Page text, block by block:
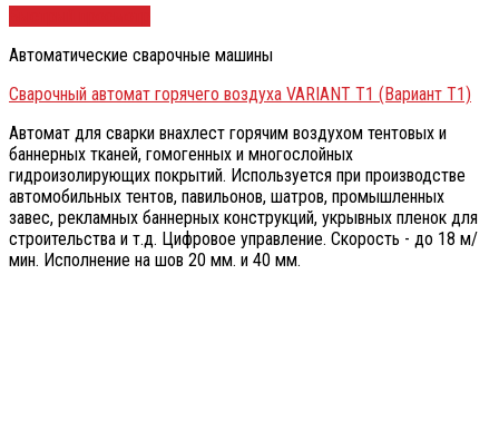
Автоматические сварочные машины
Сварочный автомат горячего воздуха VARIANT T1 (Вариант Т1)
Автомат для сварки внахлест горячим воздухом тентовых и
баннерных тканей, гомогенных и многослойных
гидроизолирующих покрытий. Используется при производстве
автомобильных тентов, павильонов, шатров, промышленных
завес, рекламных баннерных конструкций, укрывных пленок для
строительства и т.д. Цифровое управление. Скорость - до 18 м/
мин. Исполнение на шов 20 мм. и 40 мм.